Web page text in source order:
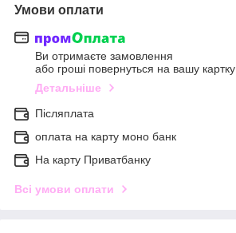
Умови оплати
Ви отримаєте замовлення
або гроші повернуться на вашу картку
Детальніше
Післяплата
оплата на карту моно банк
На карту Приватбанку
Всі умови оплати